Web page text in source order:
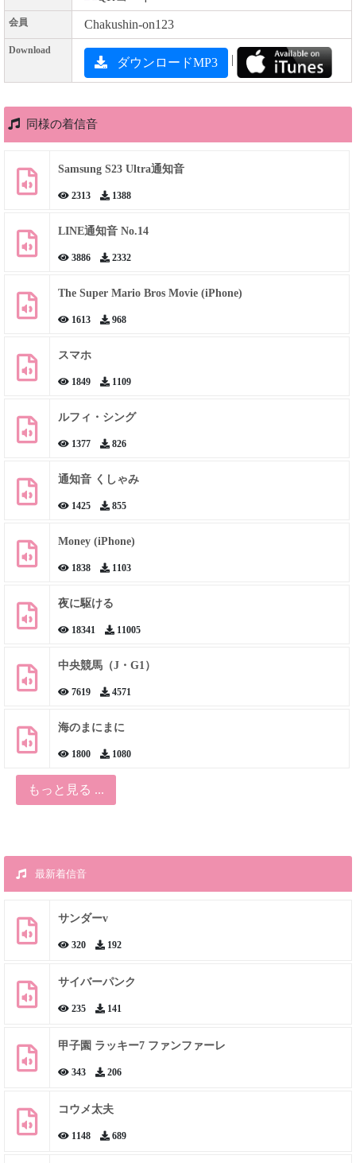
会員 Chakushin-on123
Download
ダウンロードMP3 |
同様の着信音
Samsung S23 Ultra通知音
2313 1388
LINE通知音 No.14
3886 2332
The Super Mario Bros Movie (iPhone)
1613 968
スマホ
1849 1109
ルフィ・シング
1377 826
通知音 くしゃみ
1425 855
Money (iPhone)
1838 1103
夜に駆ける
18341 11005
中央競馬（J・G1）
7619 4571
海のまにまに
1800 1080
もっと見る ...
最新着信音
サンダーv
320 192
サイバーパンク
235 141
甲子園 ラッキー7 ファンファーレ
343 206
コウメ太夫
1148 689